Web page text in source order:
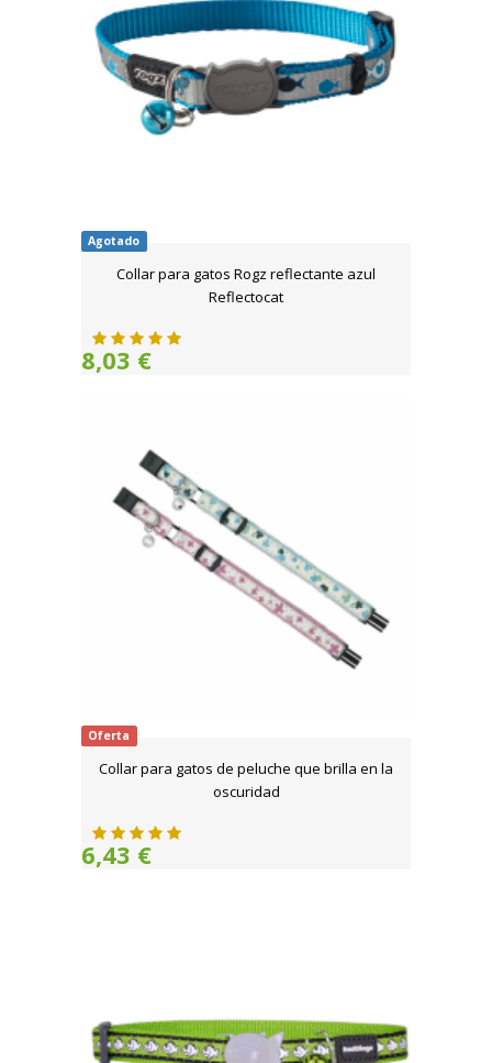
Agotado
Collar para gatos Rogz reflectante azul
Reflectocat
8,03 €
Oferta
Collar para gatos de peluche que brilla en la
oscuridad
6,43 €